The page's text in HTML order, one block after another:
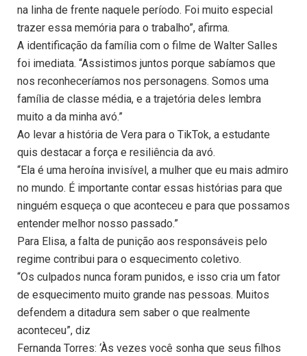
na linha de frente naquele período. Foi muito especial
trazer essa memória para o trabalho”, afirma.
A identificação da família com o filme de Walter Salles
foi imediata. “Assistimos juntos porque sabíamos que
nos reconheceríamos nos personagens. Somos uma
família de classe média, e a trajetória deles lembra
muito a da minha avó.”
Ao levar a história de Vera para o TikTok, a estudante
quis destacar a força e resiliência da avó.
“Ela é uma heroína invisível, a mulher que eu mais admiro
no mundo. É importante contar essas histórias para que
ninguém esqueça o que aconteceu e para que possamos
entender melhor nosso passado.”
Para Elisa, a falta de punição aos responsáveis pelo
regime contribui para o esquecimento coletivo.
“Os culpados nunca foram punidos, e isso cria um fator
de esquecimento muito grande nas pessoas. Muitos
defendem a ditadura sem saber o que realmente
aconteceu”, diz
Fernanda Torres: ‘Às vezes você sonha que seus filhos